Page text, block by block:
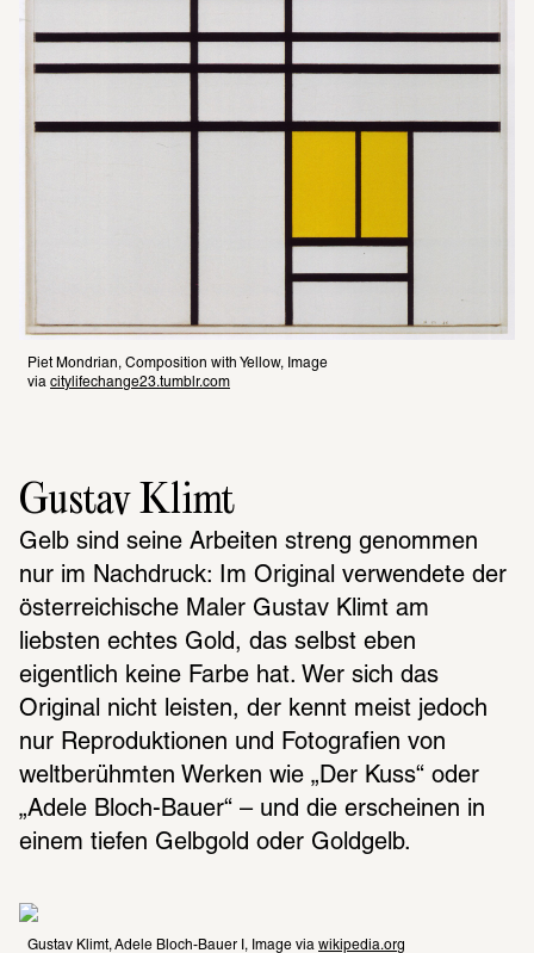
Piet Mondrian, Composition with Yellow, Image
via citylifechange23.tumblr.com
Gustav Klimt
Gelb sind seine Arbeiten streng genommen
nur im Nachdruck: Im Original verwendete der
österreichische Maler Gustav Klimt am
liebsten echtes Gold, das selbst eben
eigentlich keine Farbe hat. Wer sich das
Original nicht leisten, der kennt meist jedoch
nur Reproduktionen und Fotografien von
weltberühmten Werken wie „Der Kuss“ oder
„Adele Bloch-Bauer“ – und die erscheinen in
einem tiefen Gelbgold oder Goldgelb.
Gustav Klimt, Adele Bloch-Bauer I, Image via wikipedia.org